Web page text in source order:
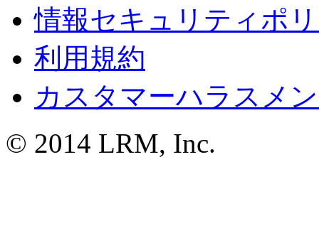
情報セキュリティポ
利用規約
カスタマーハラスメ
© 2014 LRM, Inc.